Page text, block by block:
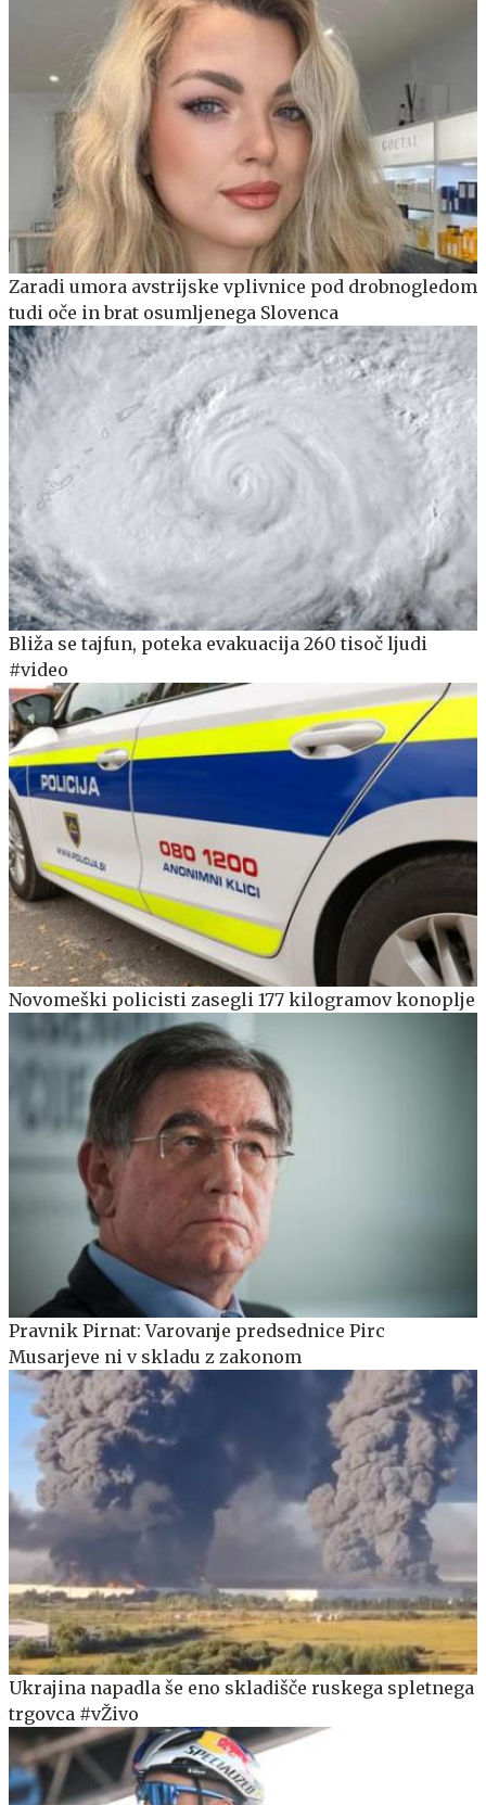
Zaradi umora avstrijske vplivnice pod drobnogledom
tudi oče in brat osumljenega Slovenca
Bliža se tajfun, poteka evakuacija 260 tisoč ljudi
#video
Novomeški policisti zasegli 177 kilogramov konoplje
Pravnik Pirnat: Varovanje predsednice Pirc
Musarjeve ni v skladu z zakonom
Ukrajina napadla še eno skladišče ruskega spletnega
trgovca #vŽivo